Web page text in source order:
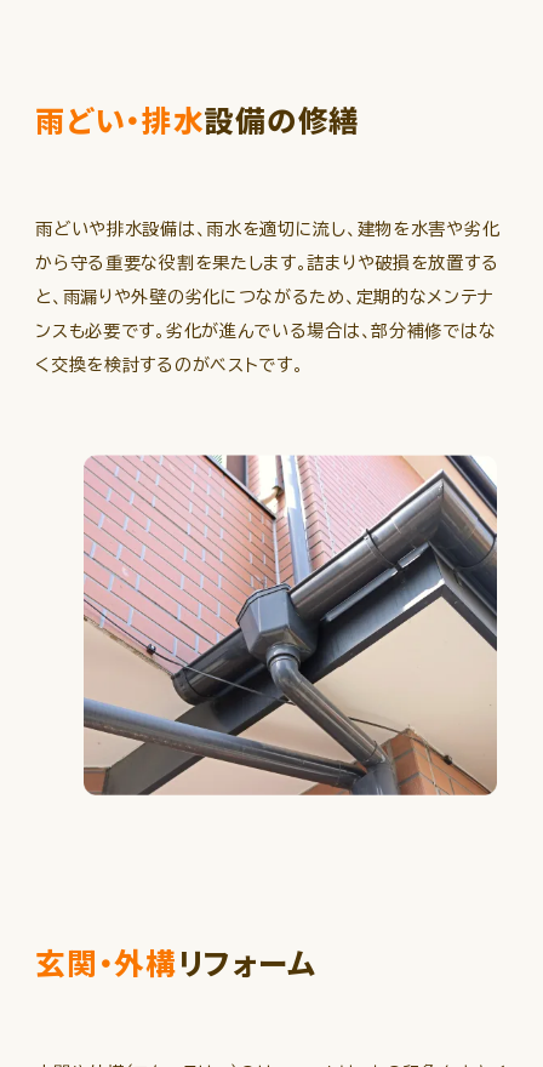
雨どい・排水設備の修繕
雨どいや排水設備は、雨水を適切に流し、建物を水害や劣化
から守る重要な役割を果たします。詰まりや破損を放置する
と、雨漏りや外壁の劣化につながるため、定期的なメンテナ
ンスも必要です。劣化が進んでいる場合は、部分補修ではな
く交換を検討するのがベストです。
玄関・外構リフォーム